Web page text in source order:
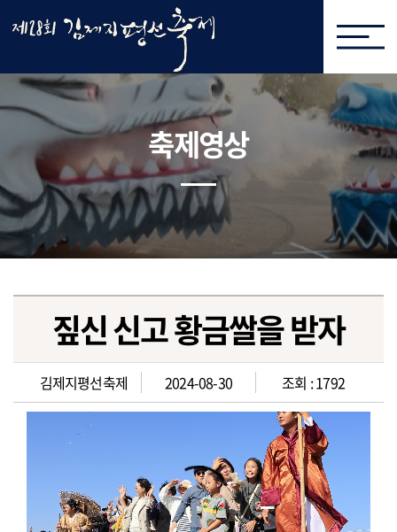
축제영상
짚신 신고 황금쌀을 받자
김제지평선축제 2024-08-30 조회 : 1792